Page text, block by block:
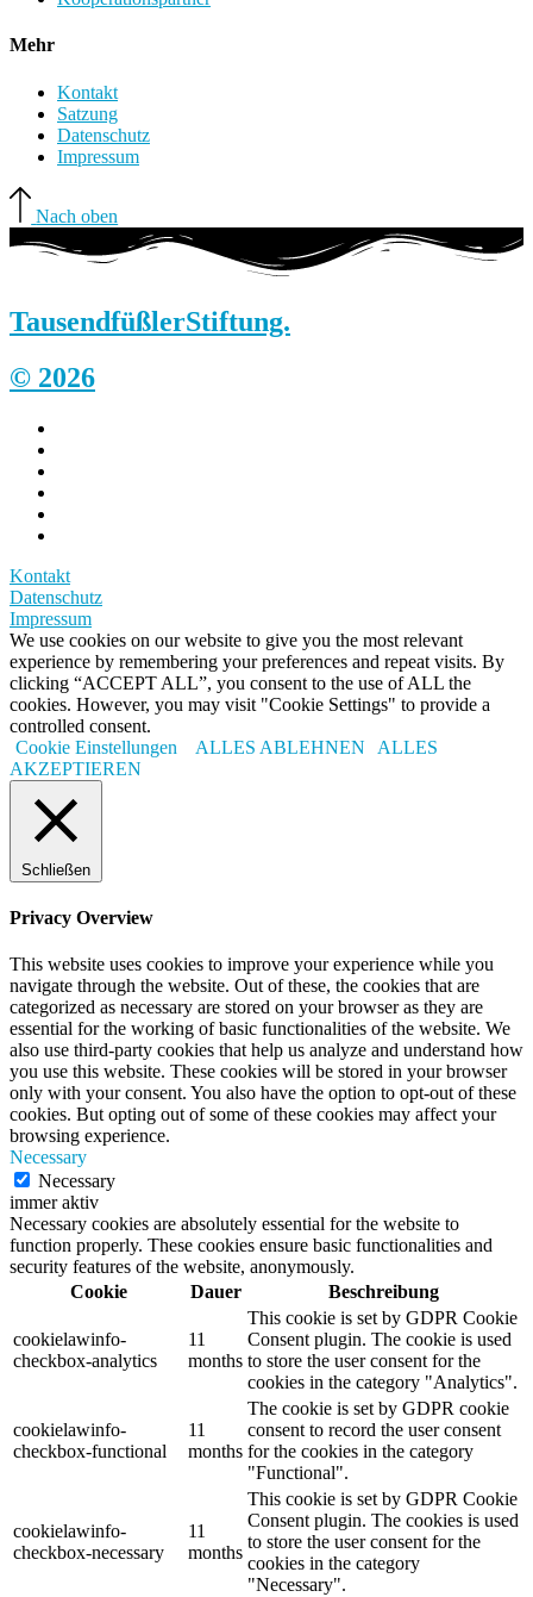
Mehr
Kontakt
Satzung
Datenschutz
Impressum
Nach oben
TausendfüßlerStiftung.
© 2026
Kontakt
Datenschutz
Impressum
We use cookies on our website to give you the most relevant
experience by remembering your preferences and repeat visits. By
clicking “ACCEPT ALL”, you consent to the use of ALL the
cookies. However, you may visit "Cookie Settings" to provide a
controlled consent.
Cookie Einstellungen
ALLES ABLEHNEN
ALLES
AKZEPTIEREN
Schließen
Privacy Overview
This website uses cookies to improve your experience while you
navigate through the website. Out of these, the cookies that are
categorized as necessary are stored on your browser as they are
essential for the working of basic functionalities of the website. We
also use third-party cookies that help us analyze and understand how
you use this website. These cookies will be stored in your browser
only with your consent. You also have the option to opt-out of these
cookies. But opting out of some of these cookies may affect your
browsing experience.
Necessary
Necessary
immer aktiv
Necessary cookies are absolutely essential for the website to
function properly. These cookies ensure basic functionalities and
security features of the website, anonymously.
Cookie
Dauer Beschreibung
cookielawinfo-
checkbox-analytics
11
months
This cookie is set by GDPR Cookie
Consent plugin. The cookie is used
to store the user consent for the
cookies in the category "Analytics".
cookielawinfo-
checkbox-functional
11
months
The cookie is set by GDPR cookie
consent to record the user consent
for the cookies in the category
"Functional".
cookielawinfo-
checkbox-necessary
11
months
This cookie is set by GDPR Cookie
Consent plugin. The cookies is used
to store the user consent for the
cookies in the category
"Necessary".